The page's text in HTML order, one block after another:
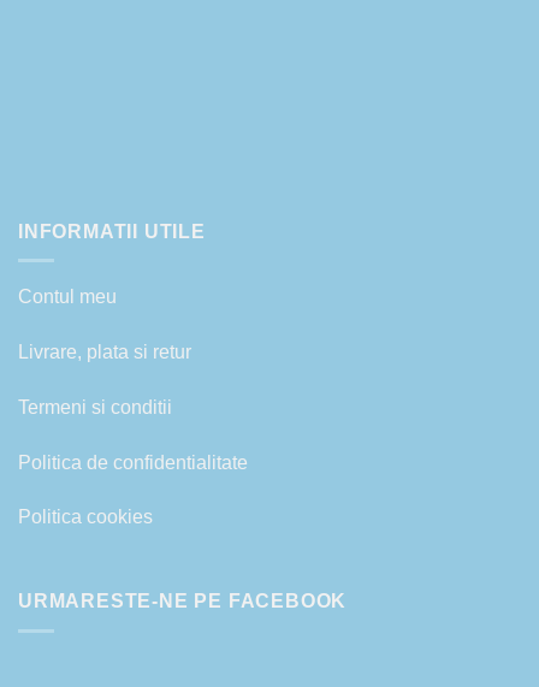
INFORMATII UTILE
Contul meu
Livrare, plata si retur
Termeni si conditii
Politica de confidentialitate
Politica cookies
URMARESTE-NE PE FACEBOOK